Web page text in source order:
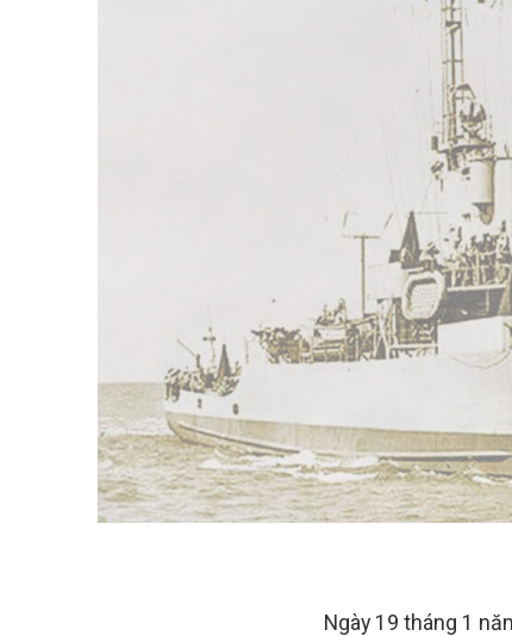
Ngày 19 tháng 1